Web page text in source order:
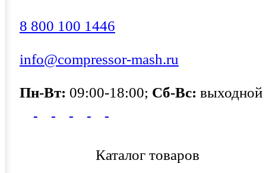
8 800 100 1446
info@compressor-mash.ru
Пн-Вт: 09:00-18:00; Сб-Вс: выходной
Каталог товаров